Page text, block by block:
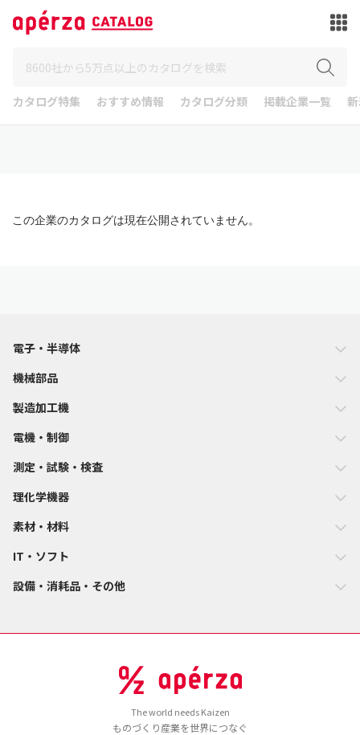
カタログ特集 おすすめ情報 カタログ分類 掲載企業一覧
この企業のカタログは現在公開されていません。
電子・半導体
機械部品
製造加工機
電機・制御
測定・試験・検査
理化学機器
素材・材料
IT・ソフト
設備・消耗品・その他
The world needs Kaizen
ものづくり産業を世界につなぐ